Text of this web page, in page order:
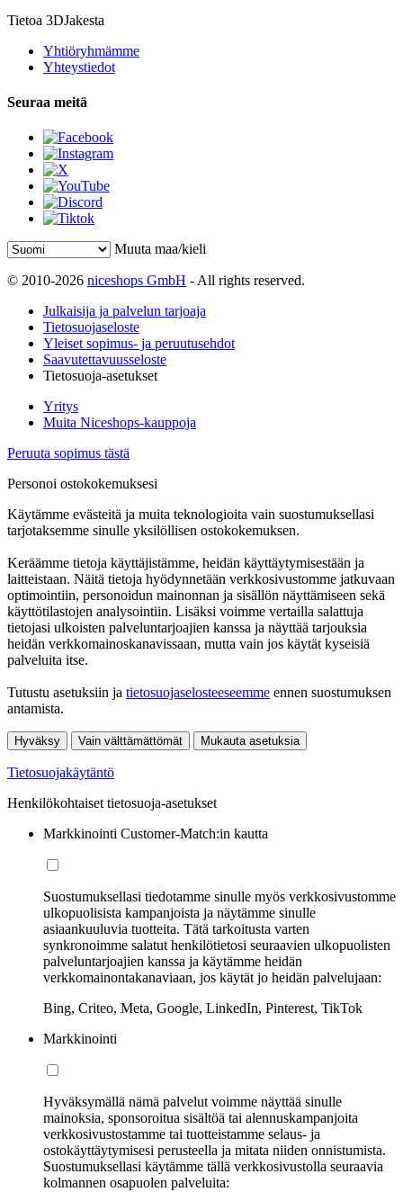
Tietoa 3DJakesta
Yhtiöryhmämme
Yhteystiedot
Seuraa meitä
Muuta maa/kieli
© 2010-2026 niceshops GmbH - All rights reserved.
Julkaisija ja palvelun tarjoaja
Tietosuojaseloste
Yleiset sopimus- ja peruutusehdot
Saavutettavuusseloste
Tietosuoja-asetukset
Yritys
Muita Niceshops-kauppoja
Peruuta sopimus tästä
Personoi ostokokemuksesi
Käytämme evästeitä ja muita teknologioita vain suostumuksellasi
tarjotaksemme sinulle yksilöllisen ostokokemuksen.
Keräämme tietoja käyttäjistämme, heidän käyttäytymisestään ja
laitteistaan. Näitä tietoja hyödynnetään verkkosivustomme jatkuvaan
optimointiin, personoidun mainonnan ja sisällön näyttämiseen sekä
käyttötilastojen analysointiin. Lisäksi voimme vertailla salattuja
tietojasi ulkoisten palveluntarjoajien kanssa ja näyttää tarjouksia
heidän verkkomainoskanavissaan, mutta vain jos käytät kyseisiä
palveluita itse.
Tutustu asetuksiin ja tietosuojaselosteeseemme ennen suostumuksen
antamista.
Hyväksy Vain välttämättömät Mukauta asetuksia
Tietosuojakäytäntö
Henkilökohtaiset tietosuoja-asetukset
Markkinointi Customer-Match:in kautta
Suostumuksellasi tiedotamme sinulle myös verkkosivustomme
ulkopuolisista kampanjoista ja näytämme sinulle
asiaankuuluvia tuotteita. Tätä tarkoitusta varten
synkronoimme salatut henkilötietosi seuraavien ulkopuolisten
palveluntarjoajien kanssa ja käytämme heidän
verkkomainontakanaviaan, jos käytät jo heidän palvelujaan:
Bing, Criteo, Meta, Google, LinkedIn, Pinterest, TikTok
Markkinointi
Hyväksymällä nämä palvelut voimme näyttää sinulle
mainoksia, sponsoroitua sisältöä tai alennuskampanjoita
verkkosivustostamme tai tuotteistamme selaus- ja
ostokäyttäytymisesi perusteella ja mitata niiden onnistumista.
Suostumuksellasi käytämme tällä verkkosivustolla seuraavia
kolmannen osapuolen palveluita: